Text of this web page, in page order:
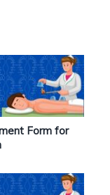
Form for